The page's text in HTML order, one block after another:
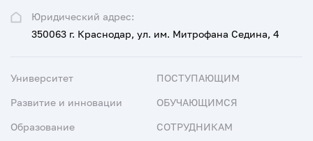
Юридический адрес:
350063 г. Краснодар, ул. им. Митрофана Седина, 4
Университет
Развитие и инновации
Образование
ПОСТУПАЮЩИМ
ОБУЧАЮЩИМСЯ
СОТРУДНИКАМ